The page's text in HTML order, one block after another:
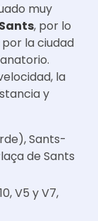
muy
, por lo
la ciudad
la
y
Sants-
de Sants
V5 y V7,